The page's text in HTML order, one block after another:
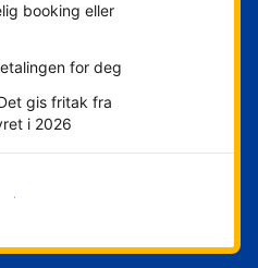
booking eller
for deg
gis fritak fra
i 2026
nå